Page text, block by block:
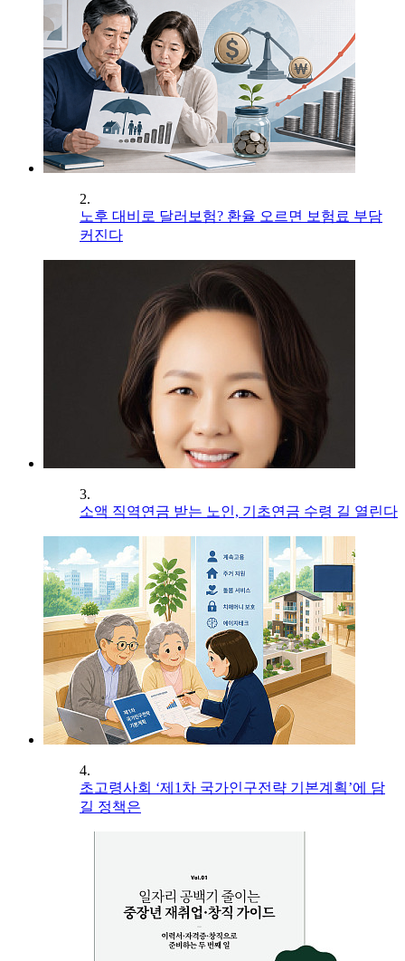
2.
노후 대비로 달러보험? 환율 오르면 보험료 부담
커진다
3.
소액 직역연금 받는 노인, 기초연금 수령 길 열린다
4.
초고령사회 ‘제1차 국가인구전략 기본계획’에 담
길 정책은